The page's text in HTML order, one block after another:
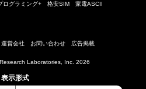
ログラミング+ 格安SIM 家電ASCII
運営会社 お問い合わせ 広告掲載
Laboratories, Inc. 2026
表示形式